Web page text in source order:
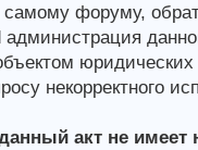
форуму,
некорректного
акт не